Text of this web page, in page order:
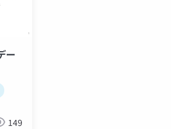
ー
149